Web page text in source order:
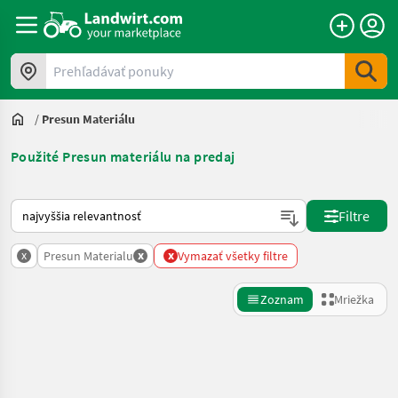
Prehľadávať ponuky
/ Presun Materiálu
Použité Presun materiálu na predaj
Takto sa vykonáva triedenie na Landwirt.com
Filtre
x Presun Materialu x x Vymazať všetky filtre
Zoznam Mriežka